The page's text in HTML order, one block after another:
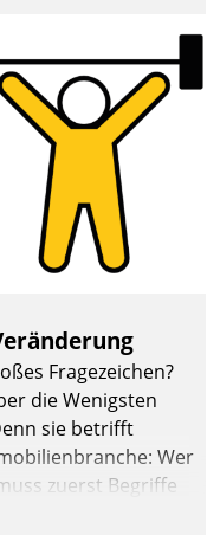
Fragezeichen?
die Wenigsten
sie betrifft
Wer
zuerst Begriffe
Optimierung: